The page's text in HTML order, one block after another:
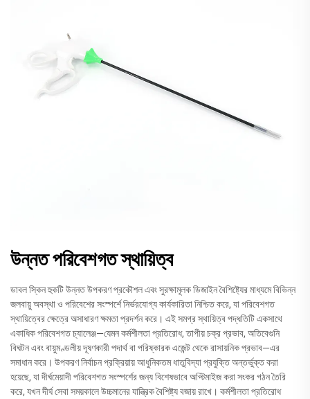
উন্নত পরিবেশগত স্থায়িত্ব
ডাবল স্কিন হুকটি উন্নত উপকরণ প্রকৌশল এবং সুরক্ষামূলক ডিজাইন বৈশিষ্ট্যের মাধ্যমে বিভিন্ন
জলবায়ু অবস্থা ও পরিবেশের সংস্পর্শে নির্ভরযোগ্য কার্যকারিতা নিশ্চিত করে, যা পরিবেশগত
স্থায়িত্বের ক্ষেত্রে অসাধারণ ক্ষমতা প্রদর্শন করে। এই সমগ্র স্থায়িত্ব পদ্ধতিটি একসাথে
একাধিক পরিবেশগত চ্যালেঞ্জ—যেমন কর্মশীলতা প্রতিরোধ, তাপীয় চক্র প্রভাব, অতিবেগুনি
বিঘটন এবং বায়ুমণ্ডলীয় দূষণকারী পদার্থ বা পরিষ্কারক এজেন্ট থেকে রাসায়নিক প্রভাব—এর
সমাধান করে। উপকরণ নির্বাচন প্রক্রিয়ায় আধুনিকতম ধাতুবিদ্যা প্রযুক্তি অন্তর্ভুক্ত করা
হয়েছে, যা দীর্ঘমেয়াদী পরিবেশগত সংস্পর্শের জন্য বিশেষভাবে অপ্টিমাইজ করা সংকর গঠন তৈরি
করে, যখন দীর্ঘ সেবা সময়কালে উচ্চমানের যান্ত্রিক বৈশিষ্ট্য বজায় রাখে। কর্মশীলতা প্রতিরোধ